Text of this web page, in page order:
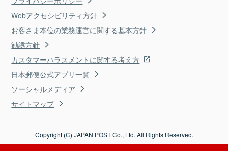
Webアクセシビリティ方針
お客さま本位の業務運営に関する基本方針
勧誘方針
カスタマーハラスメントに関する考え方
日本郵便公式アプリ一覧
ソーシャルメディア
サイトマップ
Copyright (C) JAPAN POST Co., Ltd. All Rights Reserved.